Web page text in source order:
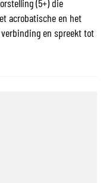
(5+) die
acrobatische en het
en spreekt tot